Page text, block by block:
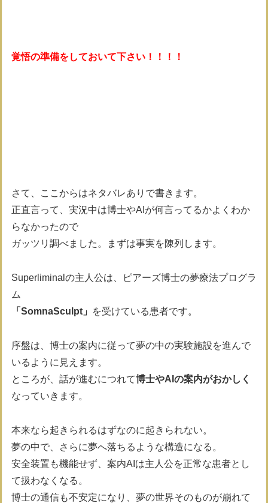
覚悟の準備をしておいて下さい！！！！
さて、ここからはネタバレありで書きます。
正直言って、実況中は博士やAIが何言ってるかよくわか
らなかったので
ガッツリ調べました。まずは事実を陳列します。
Superliminalの主人公は、ピアーズ博士の夢療法プログラ
ム
「SomnaSculpt」
を受けている患者です。
序盤は、博士の案内に従って夢の中の実験施設を進んで
いるように見えます。
ところが、話が進むにつれて博士やAIの案内がおかしく
なっていきます。
本来なら起きられるはずなのに起きられない。
夢の中で、さらに夢へ落ちるような構造になる。
安全装置も機能せず、案内AIは主人公を正常な患者とし
て扱わなくなる。
博士の通信も不安定になり、夢の世界そのものが崩れて